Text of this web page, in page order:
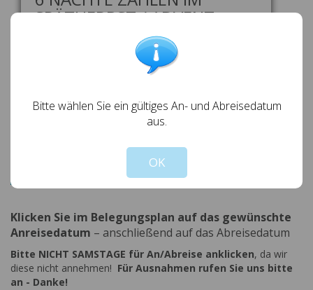
SPÄTHERBST / ADVENT
(AUSSER SO.-SO.)
Gültig 01.11.2026 bis 20.12.2026
7 Tage buchen und nur 6 Tage zahlen
Klicken Sie im Belegungsplan auf das gewünschte
Anreisedatum – anschließend auf das Abreisedatum
Bitte NICHT SAMSTAGE für An/Abreise anklicken, da wir
diese nicht annehmen! Für Ausnahmen rufen Sie uns bitte
an - Danke!
Bitte wählen Sie ein gültiges An- und Abreisedatum
aus.
OK